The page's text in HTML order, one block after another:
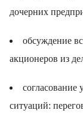
дочерних
обсуждение
акционеров из
ситуаций: